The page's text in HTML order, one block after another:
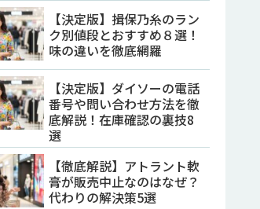
【決定版】揖保乃糸のラン
ク別値段とおすすめ８選！
味の違いを徹底網羅
【決定版】ダイソーの電話
番号や問い合わせ方法を徹
底解説！在庫確認の裏技8
選
【徹底解説】アトラント軟
膏が販売中止なのはなぜ？
代わりの解決策5選